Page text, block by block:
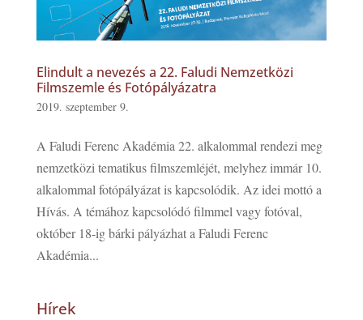
Elindult a nevezés a 22. Faludi Nemzetközi
Filmszemle és Fotópályázatra
2019. szeptember 9.
A Faludi Ferenc Akadémia 22. alkalommal rendezi meg
nemzetközi tematikus filmszemléjét, melyhez immár 10.
alkalommal fotópályázat is kapcsolódik. Az idei mottó a
Hívás. A témához kapcsolódó filmmel vagy fotóval,
október 18-ig bárki pályázhat a Faludi Ferenc
Akadémia...
Hírek